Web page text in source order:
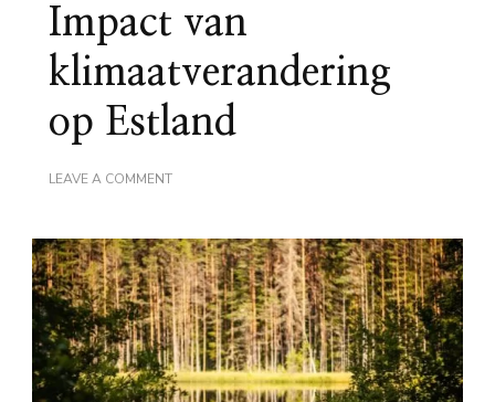
Impact van
klimaatverandering
op Estland
LEAVE A COMMENTON
OP
ESTLAND